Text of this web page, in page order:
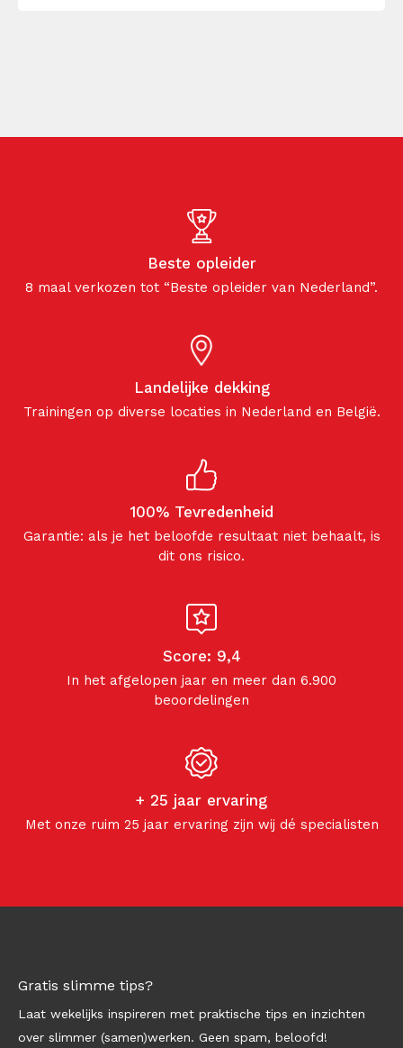
Beste opleider
8 maal verkozen tot “Beste opleider van Nederland”.
Landelijke dekking
Trainingen op diverse locaties in Nederland en België.
100% Tevredenheid
Garantie: als je het beloofde resultaat niet behaalt, is
dit ons risico.
Score: 9,4
In het afgelopen jaar en meer dan 6.900
beoordelingen
+ 25 jaar ervaring
Met onze ruim 25 jaar ervaring zijn wij dé specialisten
Gratis slimme tips?
Laat wekelijks inspireren met praktische tips en inzichten
over slimmer (samen)werken. Geen spam, beloofd!